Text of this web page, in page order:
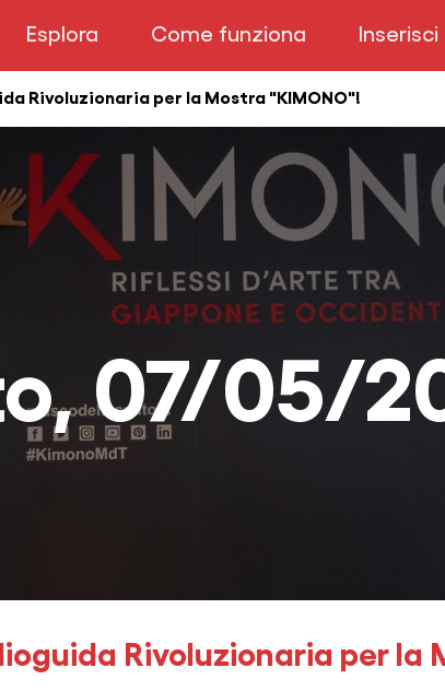
Esplora Come funziona
Contattaci
Rivoluzionaria per la Mostra "KIMONO"!
07/05/
Rivoluzionaria per la